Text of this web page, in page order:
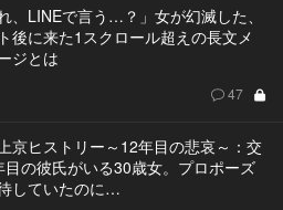
れ、LINEで言う…？」女が幻滅した、
後に来た1スクロール超えの長文メ
ジとは
47
京ヒストリー～12年目の悲哀～：交
目の彼氏がいる30歳女。プロポーズ
していたのに…